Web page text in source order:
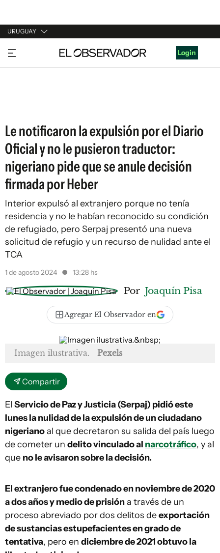
URUGUAY
URUGUAY
ARGENTINA
Login
Le notificaron la expulsión por el Diario
Oficial y no le pusieron traductor:
nigeriano pide que se anule decisión
firmada por Heber
Interior expulsó al extranjero porque no tenía
residencia y no le habían reconocido su condición
de refugiado, pero Serpaj presentó una nueva
solicitud de refugio y un recurso de nulidad ante el
TCA
1 de agosto 2024 13:28 hs
Por Joaquín Pisa
Agregar El Observador en
Imagen ilustrativa. Pexels
Compartir
El Servicio de Paz y Justicia (Serpaj) pidió este
lunes la nulidad de la expulsión de un ciudadano
nigerianoal que decretaron su salida del país luego
de cometer un delito vinculado al narcotráfico, y al
que no le avisaron sobre la decisión.
El extranjero fue condenado en noviembre de 2020
a dos años y medio de prisióna través de un
proceso abreviado por dos delitos deexportación
de sustancias estupefacientes en grado de
tentativa, pero en diciembre de 2021 obtuvo la